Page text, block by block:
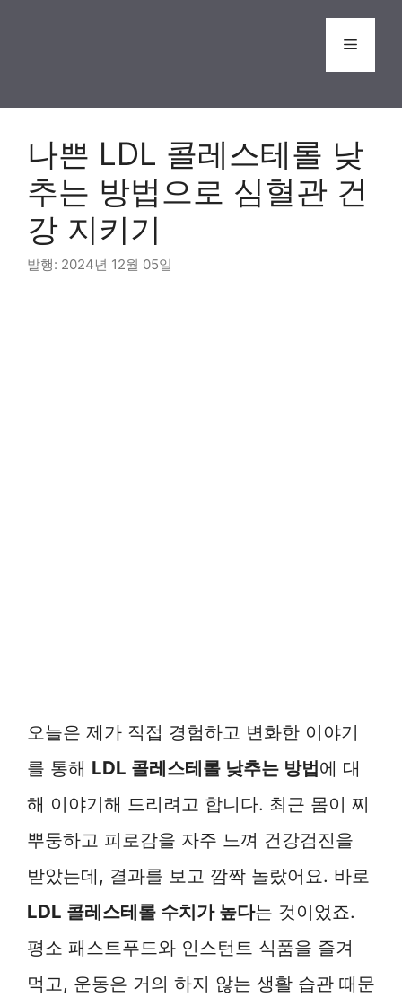
Menu
나쁜 LDL 콜레스테롤 낮
추는 방법으로 심혈관 건
강 지키기
2024년 12월 05일
오늘은 제가 직접 경험하고 변화한 이야기
를 통해 LDL 콜레스테롤 낮추는 방법에 대
해 이야기해 드리려고 합니다. 최근 몸이 찌
뿌둥하고 피로감을 자주 느껴 건강검진을
받았는데, 결과를 보고 깜짝 놀랐어요. 바로
LDL 콜레스테롤 수치가 높다는 것이었죠.
평소 패스트푸드와 인스턴트 식품을 즐겨
먹고, 운동은 거의 하지 않는 생활 습관 때문